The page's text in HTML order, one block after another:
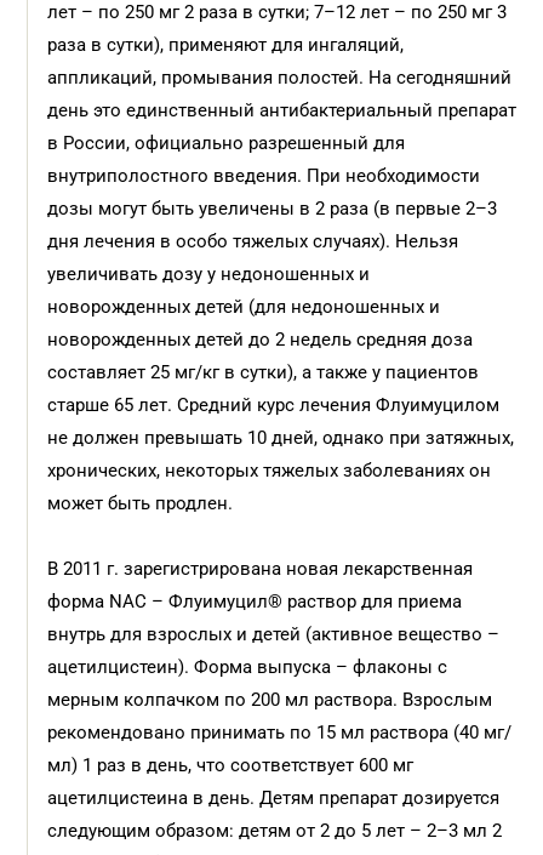
лет – по 250 мг 2 раза в сутки; 7–12 лет – по 250 мг 3
раза в сутки), применяют для ингаляций,
аппликаций, промывания полостей. На сегодняшний
день это единственный антибактериальный препарат
в России, официально разрешенный для
внутриполостного введения. При необходимости
дозы могут быть увеличены в 2 раза (в первые 2–3
дня лечения в особо тяжелых случаях). Нельзя
увеличивать дозу у недоношенных и
новорожденных детей (для недоношенных и
новорожденных детей до 2 недель средняя доза
составляет 25 мг/кг в сутки), а также у пациентов
старше 65 лет. Средний курс лечения Флуимуцилом
не должен превышать 10 дней, однако при затяжных,
хронических, некоторых тяжелых заболеваниях он
может быть продлен.
В 2011 г. зарегистрирована новая лекарственная
форма NАС – Флуимуцил® раствор для приема
внутрь для взрослых и детей (активное вещество –
ацетилцистеин). Форма выпуска – флаконы с
мерным колпачком по 200 мл раствора. Взрослым
рекомендовано принимать по 15 мл раствора (40 мг/
мл) 1 раз в день, что соответствует 600 мг
ацетилцистеина в день. Детям препарат дозируется
следующим образом: детям от 2 до 5 лет – 2–3 мл 2